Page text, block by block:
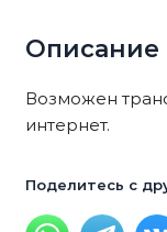
Описание
Возможен
интернет.
Поделитесь с